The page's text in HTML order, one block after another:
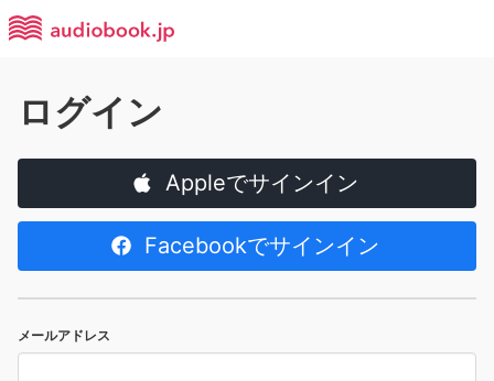
ログイン
Appleでサインイン
Facebookでサインイン
メールアドレス